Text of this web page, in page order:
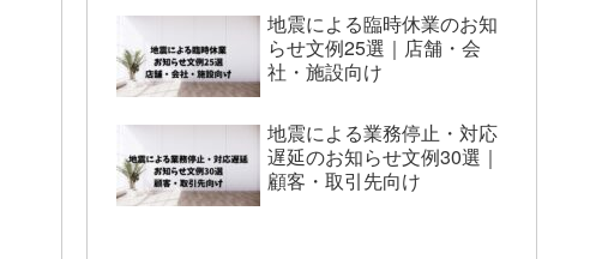
地震による臨時休業のお知
らせ文例25選｜店舗・会
社・施設向け
地震による業務停止・対応
遅延のお知らせ文例30選｜
顧客・取引先向け